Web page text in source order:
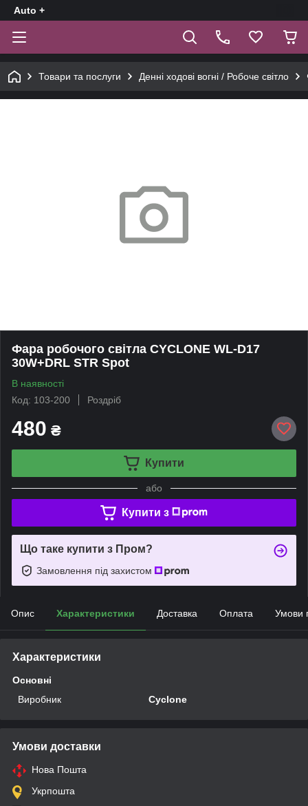
Auto +
Товари та послуги Денні ходові вогні / Робоче світло
Фара робочого світла CYCLONE WL-D17
30W+DRL STR Spot
В наявності
Код: 103-200
Роздріб
480 ₴
Купити
або
Купити з
Що таке купити з Пром?
Замовлення під захистом
Опис Характеристики Доставка Оплата Умови
Характеристики
Основні
Виробник
Cyclone
Умови доставки
Нова Пошта
Укрпошта